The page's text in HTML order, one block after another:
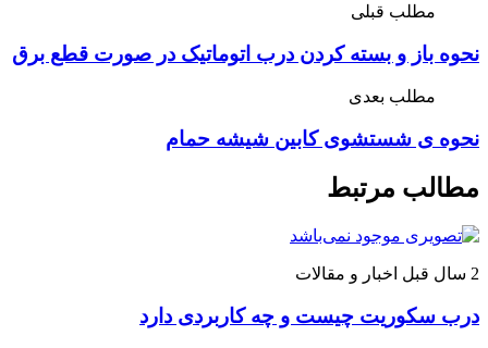
مطلب قبلی
نحوه باز و بسته کردن درب اتوماتیک در صورت قطع برق
مطلب بعدی
نحوه ی شستشوی کابین شیشه حمام
مطالب مرتبط
2 سال قبل اخبار و مقالات
درب سکوریت چیست و چه کاربردی دارد